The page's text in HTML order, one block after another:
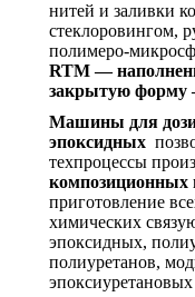
нитей и заливки
стеклоровингом,
полимеро-
RTM —
закрытую форму
Машины для
эпоксидных
техпроцессы
композиционных
приготовление
химических
эпоксидных,
полиуретанов,